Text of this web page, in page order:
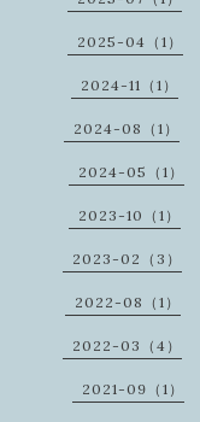
2025-04（1）
2024-11（1）
2024-08（1）
2024-05（1）
2023-10（1）
2023-02（3）
2022-08（1）
2022-03（4）
2021-09（1）